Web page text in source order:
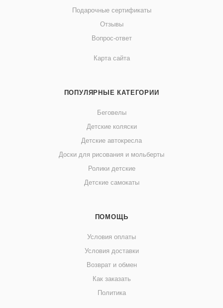
Подарочные сертификаты
Отзывы
Вопрос-ответ
Карта сайта
ПОПУЛЯРНЫЕ КАТЕГОРИИ
Беговелы
Детские коляски
Детские автокресла
Доски для рисования и мольберты
Ролики детские
Детские самокаты
ПОМОЩЬ
Условия оплаты
Условия доставки
Возврат и обмен
Как заказать
Политика